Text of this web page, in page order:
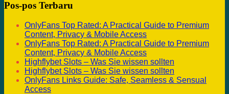
Pos-pos Terbaru
OnlyFans Top Rated: A Practical Guide to Premium
Content, Privacy & Mobile Access
OnlyFans Top Rated: A Practical Guide to Premium
Content, Privacy & Mobile Access
Highflybet Slots – Was Sie wissen sollten
Highflybet Slots – Was Sie wissen sollten
OnlyFans Links Guide: Safe, Seamless & Sensual
Access